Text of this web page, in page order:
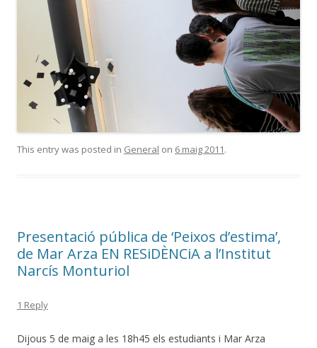
This entry was posted in General on 6 maig 2011.
Presentació pública de ‘Peixos d’estima’,
de Mar Arza EN RESiDÈNCiA a l’Institut
Narcís Monturiol
1 Reply
Dijous 5 de maig a les 18h45 els estudiants i Mar Arza